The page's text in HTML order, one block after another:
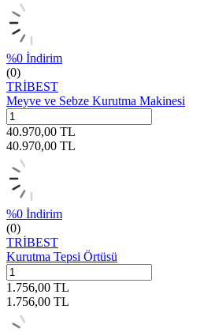
%0 İndirim
(0)
TRİBEST
Meyve ve Sebze Kurutma Makinesi
40.970,00 TL
40.970,00 TL
%0 İndirim
(0)
TRİBEST
Kurutma Tepsi Örtüsü
1.756,00 TL
1.756,00 TL